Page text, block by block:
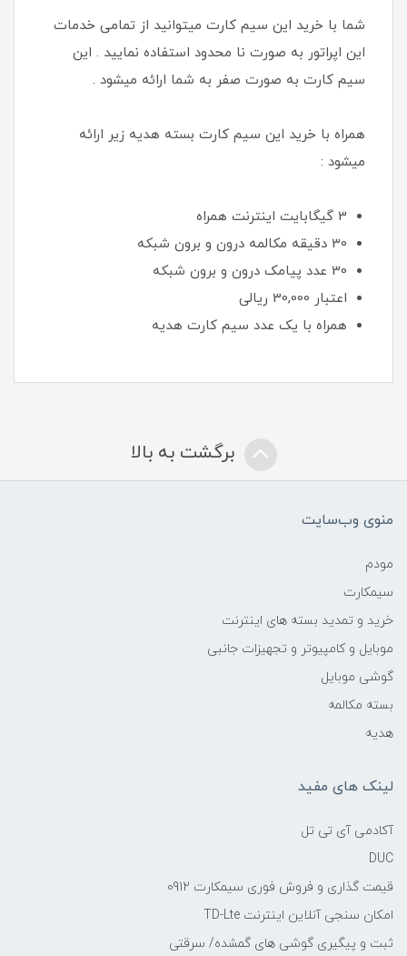
شما با خرید این سیم کارت میتوانید از تمامی خدمات
این اپراتور به صورت نا محدود استفاده نمایید . این
سیم کارت به صورت صفر به شما ارائه میشود .
همراه با خرید این سیم کارت بسته هدیه زیر ارائه
میشود :
3 گیگابایت اینترنت همراه
30 دقیقه مکالمه درون و برون شبکه
30 عدد پیامک درون و برون شبکه
اعتبار 30,000 ريالی
همراه با یک عدد سیم کارت هدیه
برگشت به بالا
منوی وب‌سایت
مودم
سیمکارت
خرید و تمدید بسته های اینترنت
موبایل و کامپیوتر و تجهیزات جانبی
گوشی موبایل
بسته مکالمه
هدیه
لینک های مفید
آکادمی آی تی تل
DUC
قیمت گذاری و فروش فوری سیمکارت 0912
امکان سنجی آنلاین اینترنت TD-Lte
ثبت و پیگیری گوشی های گمشده/ سرقتی